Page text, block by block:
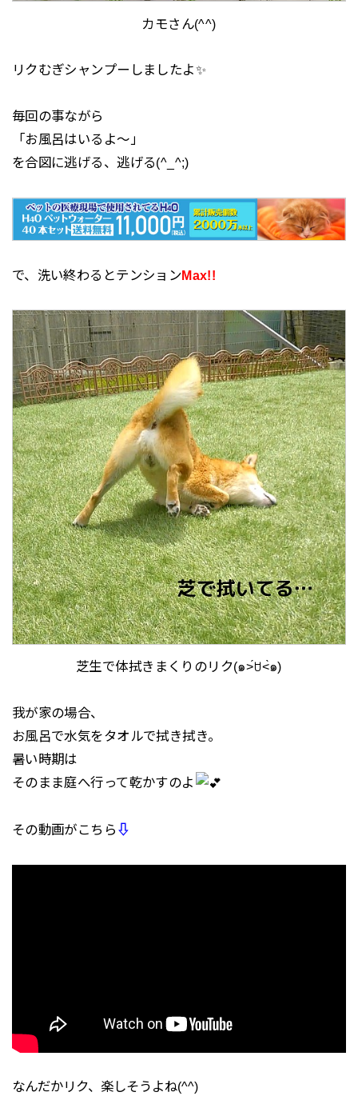
カモさん(^^)
リクむぎシャンプーしましたよ✨
毎回の事ながら
「お風呂はいるよ～」
を合図に逃げる、逃げる(^_^;)
で、洗い終わるとテンションMax!!
芝生で体拭きまくりのリク(๑˃́ꇴ˂̀๑)
我が家の場合、
お風呂で水気をタオルで拭き拭き。
暑い時期は
そのまま庭へ行って乾かすのよ
その動画がこちら ⇩
なんだかリク、楽しそうよね(^^)